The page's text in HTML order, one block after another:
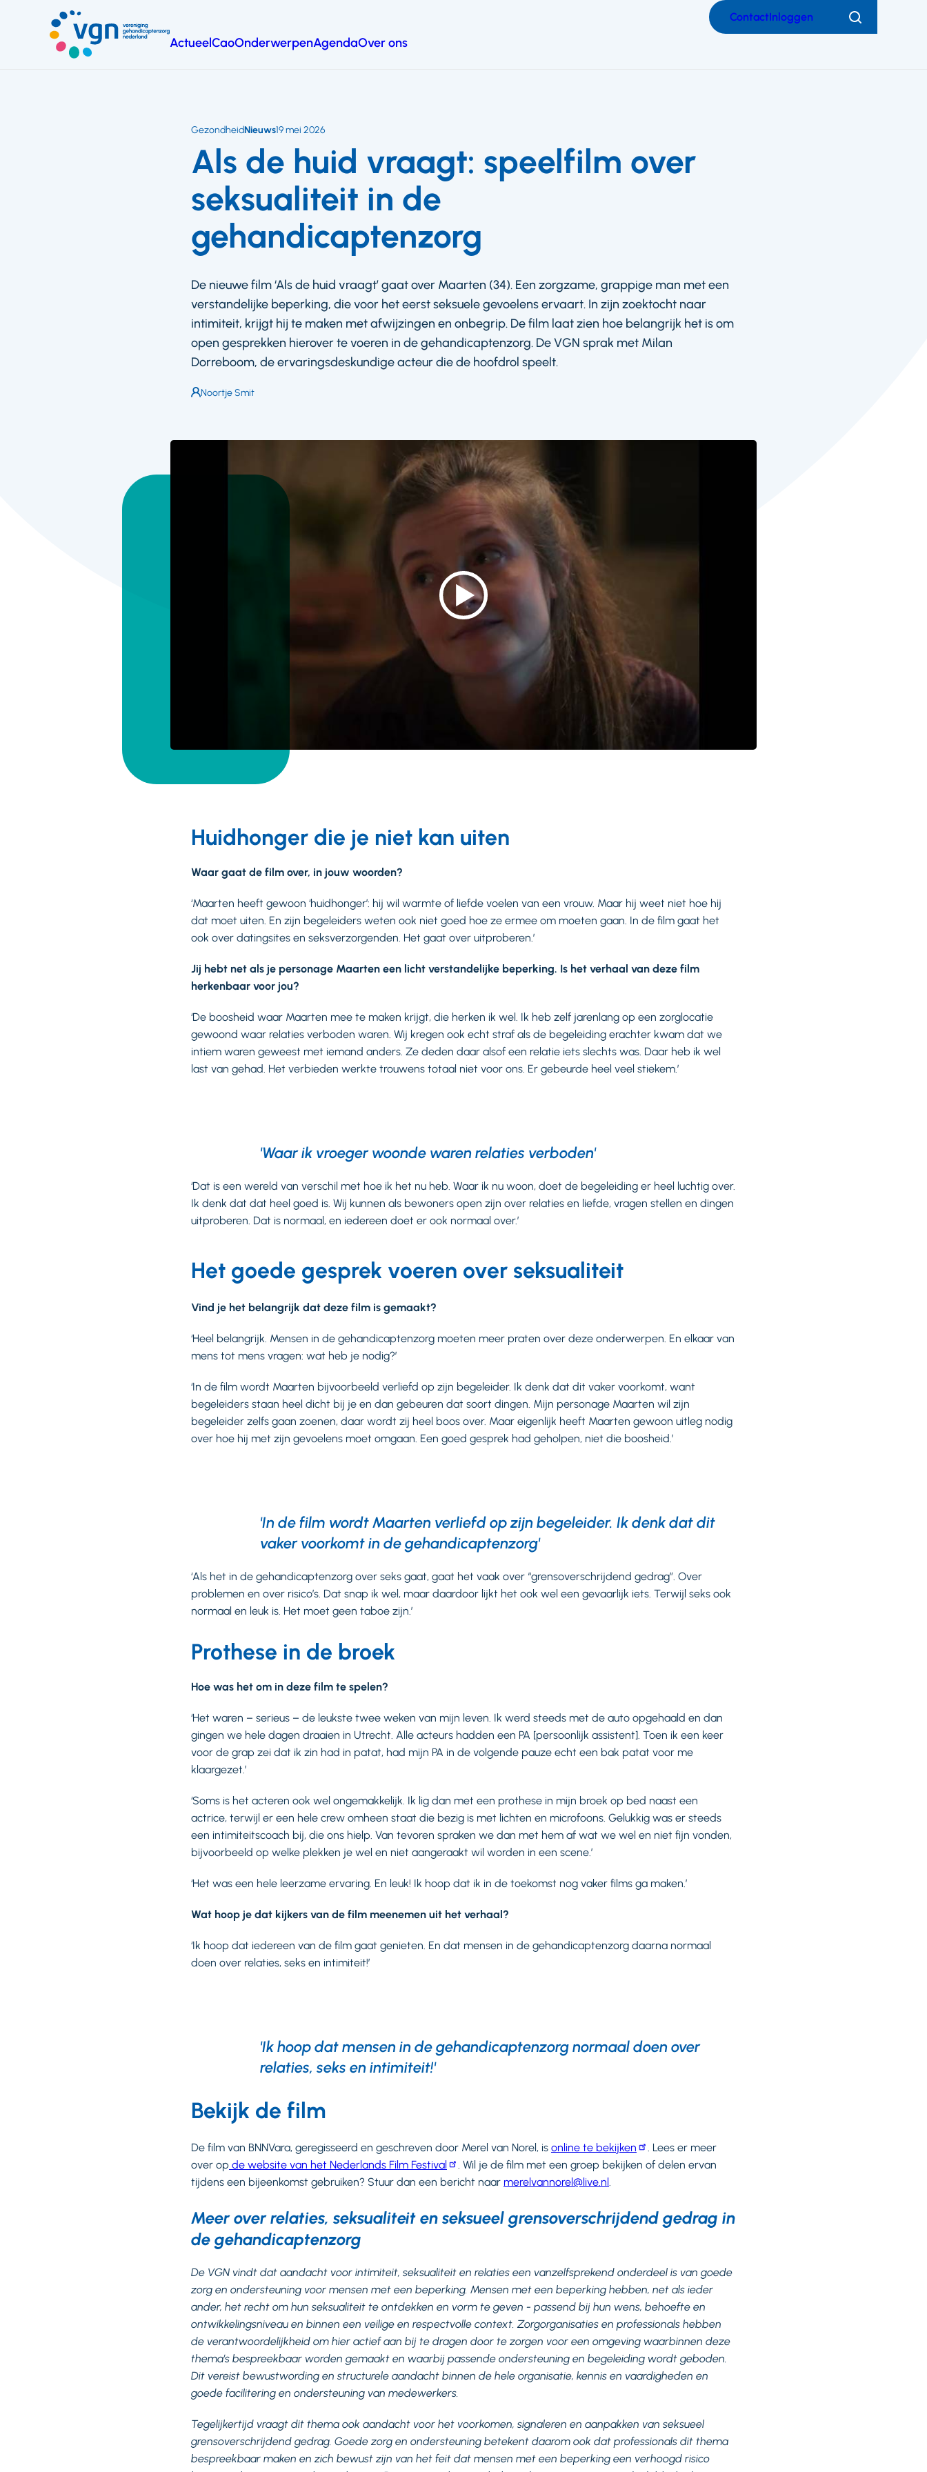
hoofdinhoud
ActueelCaoOnderwerpenAgendaOver ons
ContactInloggen Zoeken
Als de huid vraagt: speelfilm over
seksualiteit in de
gehandicaptenzorg
GezondheidNieuws19 mei 2026
De nieuwe film ‘Als de huid vraagt’ gaat over Maarten (34). Een zorgzame, grappige man met een
verstandelijke beperking, die voor het eerst seksuele gevoelens ervaart. In zijn zoektocht naar
intimiteit, krijgt hij te maken met afwijzingen en onbegrip. De film laat zien hoe belangrijk het is om
open gesprekken hierover te voeren in de gehandicaptenzorg. De VGN sprak met Milan
Dorreboom, de ervaringsdeskundige acteur die de hoofdrol speelt.
Auteur:
Noortje Smit
Huidhonger die je niet kan uiten
Waar gaat de film over, in jouw woorden?
‘Maarten heeft gewoon ‘huidhonger’: hij wil warmte of liefde voelen van een vrouw. Maar hij weet niet hoe hij
dat moet uiten. En zijn begeleiders weten ook niet goed hoe ze ermee om moeten gaan. In de film gaat het
ook over datingsites en seksverzorgenden. Het gaat over uitproberen.’
Jij hebt net als je personage Maarten een licht verstandelijke beperking. Is het verhaal van deze film
herkenbaar voor jou?
‘De boosheid waar Maarten mee te maken krijgt, die herken ik wel. Ik heb zelf jarenlang op een zorglocatie
gewoond waar relaties verboden waren. Wij kregen ook echt straf als de begeleiding erachter kwam dat we
intiem waren geweest met iemand anders. Ze deden daar alsof een relatie iets slechts was. Daar heb ik wel
last van gehad. Het verbieden werkte trouwens totaal niet voor ons. Er gebeurde heel veel stiekem.’
'Waar ik vroeger woonde waren relaties verboden'
‘Dat is een wereld van verschil met hoe ik het nu heb. Waar ik nu woon, doet de begeleiding er heel luchtig over.
Ik denk dat dat heel goed is. Wij kunnen als bewoners open zijn over relaties en liefde, vragen stellen en dingen
uitproberen. Dat is normaal, en iedereen doet er ook normaal over.’
Het goede gesprek voeren over seksualiteit
Vind je het belangrijk dat deze film is gemaakt?
‘Heel belangrijk. Mensen in de gehandicaptenzorg moeten meer praten over deze onderwerpen. En elkaar van
mens tot mens vragen: wat heb je nodig?’
‘In de film wordt Maarten bijvoorbeeld verliefd op zijn begeleider. Ik denk dat dit vaker voorkomt, want
begeleiders staan heel dicht bij je en dan gebeuren dat soort dingen. Mijn personage Maarten wil zijn
begeleider zelfs gaan zoenen, daar wordt zij heel boos over. Maar eigenlijk heeft Maarten gewoon uitleg nodig
over hoe hij met zijn gevoelens moet omgaan. Een goed gesprek had geholpen, niet die boosheid.’
'In de film wordt Maarten verliefd op zijn begeleider. Ik denk dat dit
vaker voorkomt in de gehandicaptenzorg'
‘Als het in de gehandicaptenzorg over seks gaat, gaat het vaak over “grensoverschrijdend gedrag”. Over
problemen en over risico’s. Dat snap ik wel, maar daardoor lijkt het ook wel een gevaarlijk iets. Terwijl seks ook
normaal en leuk is. Het moet geen taboe zijn.’
Prothese in de broek
Hoe was het om in deze film te spelen?
‘Het waren – serieus – de leukste twee weken van mijn leven. Ik werd steeds met de auto opgehaald en dan
gingen we hele dagen draaien in Utrecht. Alle acteurs hadden een PA [persoonlijk assistent]. Toen ik een keer
voor de grap zei dat ik zin had in patat, had mijn PA in de volgende pauze echt een bak patat voor me
klaargezet.’
‘Soms is het acteren ook wel ongemakkelijk. Ik lig dan met een prothese in mijn broek op bed naast een
actrice, terwijl er een hele crew omheen staat die bezig is met lichten en microfoons. Gelukkig was er steeds
een intimiteitscoach bij, die ons hielp. Van tevoren spraken we dan met hem af wat we wel en niet fijn vonden,
bijvoorbeeld op welke plekken je wel en niet aangeraakt wil worden in een scene.’
‘Het was een hele leerzame ervaring. En leuk! Ik hoop dat ik in de toekomst nog vaker films ga maken.’
Wat hoop je dat kijkers van de film meenemen uit het verhaal?
‘Ik hoop dat iedereen van de film gaat genieten. En dat mensen in de gehandicaptenzorg daarna normaal
doen over relaties, seks en intimiteit!’
'Ik hoop dat mensen in de gehandicaptenzorg normaal doen over
relaties, seks en intimiteit!'
Bekijk de film
De film van BNNVara, geregisseerd en geschreven door Merel van Norel, is online te bekijken
. Lees er meer
over op de website van het Nederlands Film Festival
. Wil je de film met een groep bekijken of delen ervan
tijdens een bijeenkomst gebruiken? Stuur dan een bericht naar merelvannorel@live.nl.
Meer over relaties, seksualiteit en seksueel grensoverschrijdend gedrag in
de gehandicaptenzorg
De VGN vindt dat aandacht voor intimiteit, seksualiteit en relaties een vanzelfsprekend onderdeel is van goede
zorg en ondersteuning voor mensen met een beperking. Mensen met een beperking hebben, net als ieder
ander, het recht om hun seksualiteit te ontdekken en vorm te geven - passend bij hun wens, behoefte en
ontwikkelingsniveau en binnen een veilige en respectvolle context. Zorgorganisaties en professionals hebben
de verantwoordelijkheid om hier actief aan bij te dragen door te zorgen voor een omgeving waarbinnen deze
thema’s bespreekbaar worden gemaakt en waarbij passende ondersteuning en begeleiding wordt geboden.
Dit vereist bewustwording en structurele aandacht binnen de hele organisatie, kennis en vaardigheden en
goede facilitering en ondersteuning van medewerkers.
Tegelijkertijd vraagt dit thema ook aandacht voor het voorkomen, signaleren en aanpakken van seksueel
grensoverschrijdend gedrag. Goede zorg en ondersteuning betekent daarom ook dat professionals dit thema
bespreekbaar maken en zich bewust zijn van het feit dat mensen met een beperking een verhoogd risico